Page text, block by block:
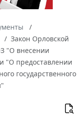
Закон Орловской
"О внесении
"О предоставлении
государственного